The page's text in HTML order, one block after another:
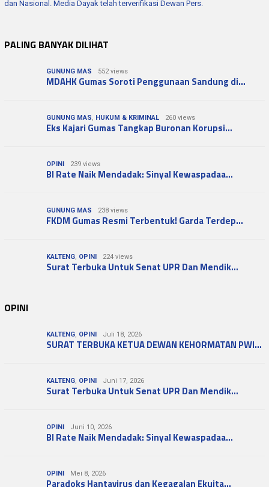
dan Nasional. Media Dayak telah terverifikasi Dewan Pers.
PALING BANYAK DILIHAT
GUNUNG MAS 552 views
MDAHK Gumas Soroti Penggunaan Sandung di…
GUNUNG MAS HUKUM & KRIMINAL 260 views
Eks Kajari Gumas Tangkap Buronan Korupsi…
OPINI 239 views
BI Rate Naik Mendadak: Sinyal Kewaspadaa…
GUNUNG MAS 238 views
FKDM Gumas Resmi Terbentuk! Garda Terdep…
KALTENG OPINI 224 views
Surat Terbuka Untuk Senat UPR Dan Mendik…
OPINI
KALTENG OPINI Juli 18, 2026
SURAT TERBUKA KETUA DEWAN KEHORMATAN PWI…
KALTENG OPINI Juni 17, 2026
Surat Terbuka Untuk Senat UPR Dan Mendik…
OPINI Juni 10, 2026
BI Rate Naik Mendadak: Sinyal Kewaspadaa…
OPINI Mei 8, 2026
Paradoks Hantavirus dan Kegagalan Ekuita…